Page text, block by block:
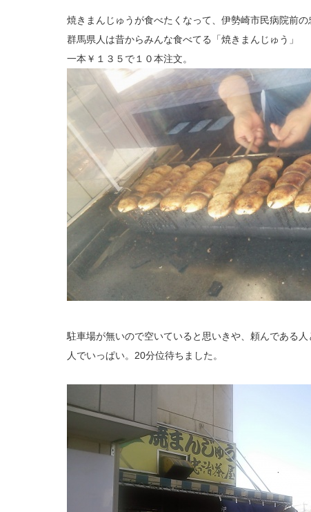
焼きまんじゅうが食べたくなって、伊勢崎市民病院前の
群馬県人は昔からみんな食べてる「焼きまんじゅう」
一本￥１３５で１０本注文。
駐車場が無いので空いていると思いきや、頼んである
人でいっぱい。20分位待ちました。